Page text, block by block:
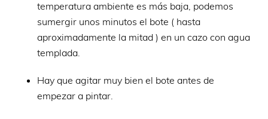
temperatura ambiente es más baja, podemos
sumergir unos minutos el bote ( hasta
aproximadamente la mitad ) en un cazo con agua
templada.
Hay que agitar muy bien el bote antes de
empezar a pintar.